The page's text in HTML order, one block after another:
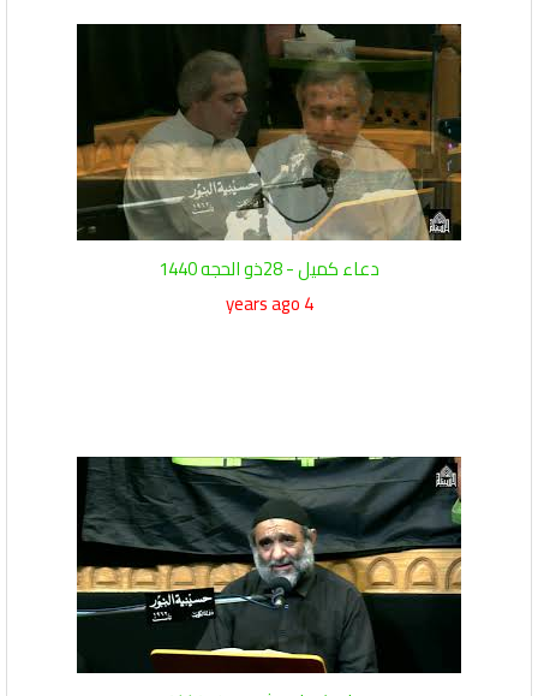
دعاء كميل - 28ذو الحجه 1440
4 years ago